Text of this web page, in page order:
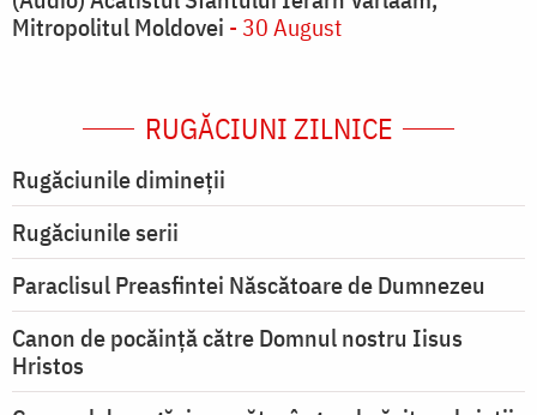
Mitropolitul Moldovei - 30 August
RUGĂCIUNI ZILNICE
Rugăciunile dimineții
Rugăciunile serii
Paraclisul Preasfintei Născătoare de Dumnezeu
Canon de pocăință către Domnul nostru Iisus
Hristos